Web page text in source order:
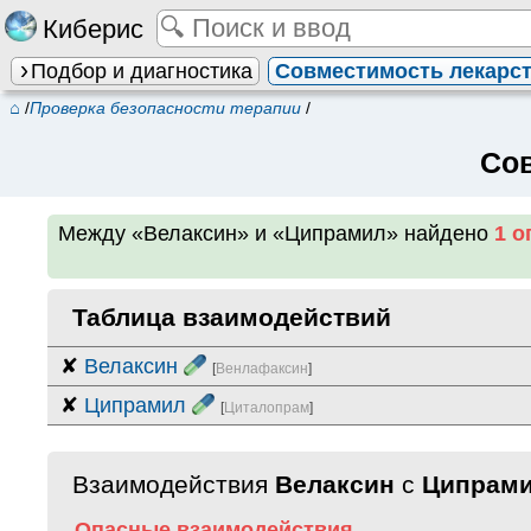
Киберис
Подбор и диагностика Совместимость
⌂ /Проверка безопасности терапии/
Между«Велаксин» и «Ципрамил» найдено 1
Таблица взаимодействий
✘ Велаксин [Венлафаксин]
✘ Ципрамил [Циталопрам]
Взаимодействия Велаксин с